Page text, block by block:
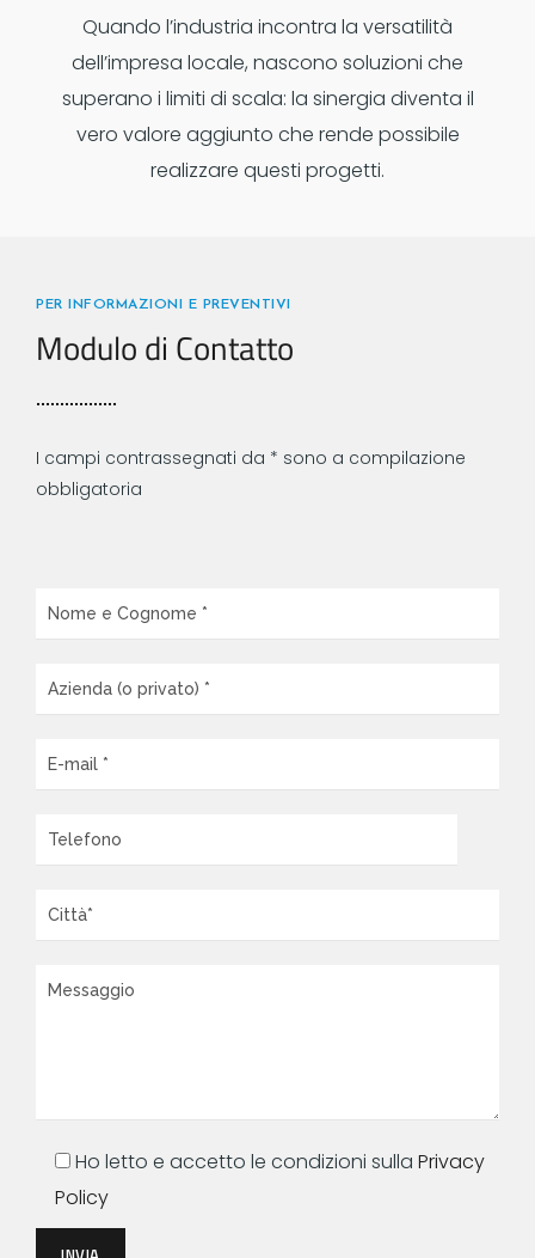
Quando l’industria incontra la versatilità
dell’impresa locale, nascono soluzioni che
superano i limiti di scala: la sinergia diventa il
vero valore aggiunto che rende possibile
realizzare questi progetti.
PER INFORMAZIONI E PREVENTIVI
Modulo di Contatto
I campi contrassegnati da * sono a compilazione
obbligatoria
Ho letto e accetto le condizioni sulla Privacy
Policy